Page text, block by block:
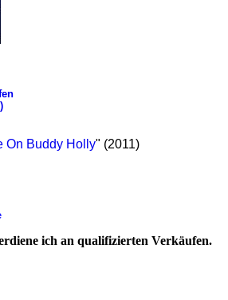
On Buddy Holly" (2011)
ich an qualifizierten Verkäufen.